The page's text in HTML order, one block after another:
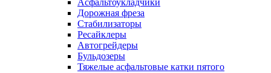
Асфальтоукладчики
Дорожная фреза
Стабилизаторы
Ресайклеры
Автогрейдеры
Бульдозеры
Тяжелые асфальтовые катки пятого